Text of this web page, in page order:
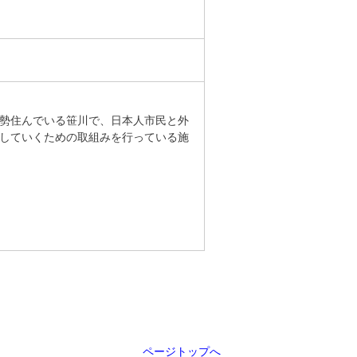
住んでいる笹川で、日本人市民と外
ていくための取組みを行っている施
ページトップへ